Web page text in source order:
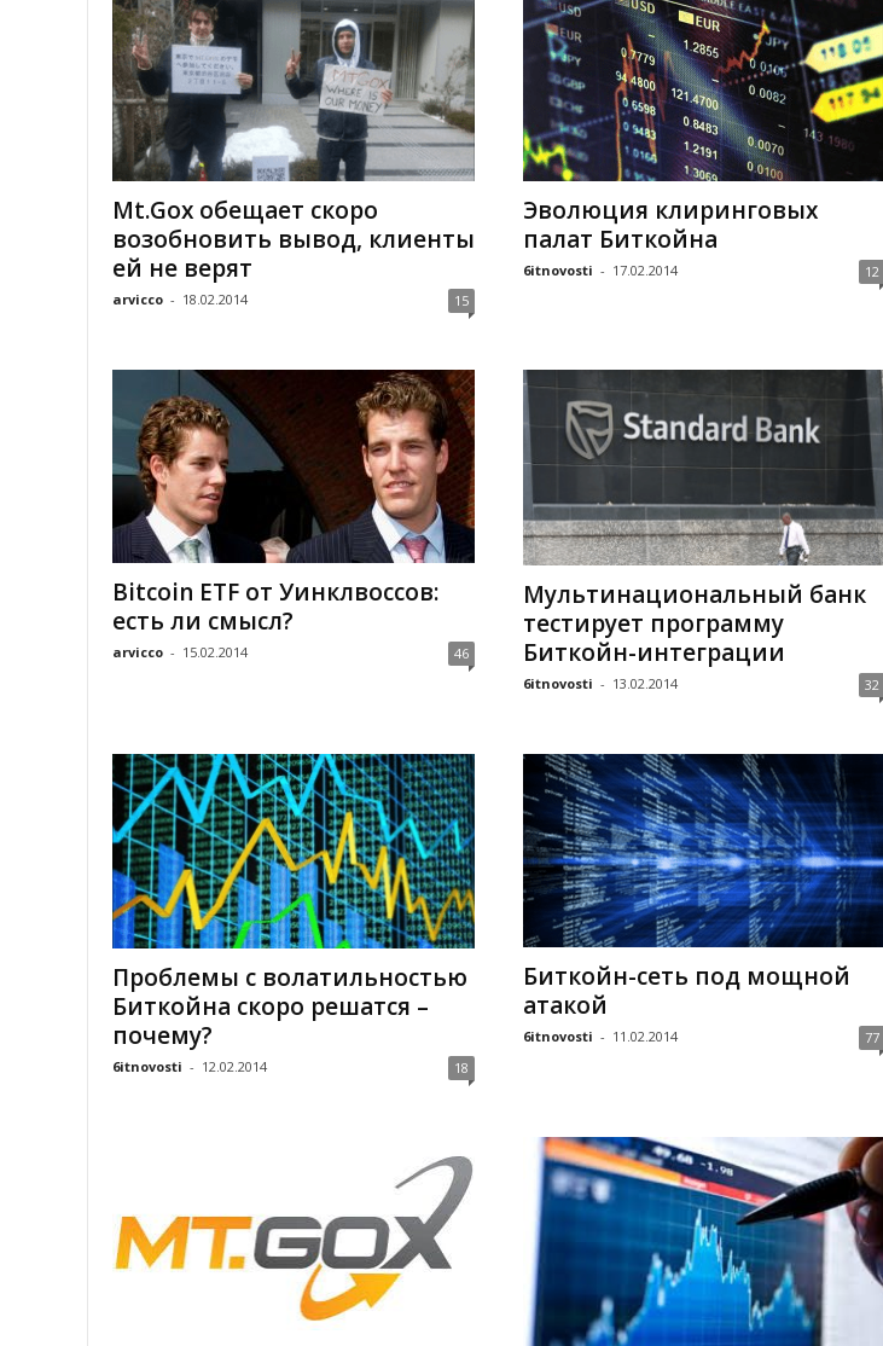
Mt.Gox обещает скоро
возобновить вывод, клиенты
ей не верят
arvicco - 18.02.2014 15
Эволюция клиринговых
палат Биткойна
6itnovosti - 17.02.2014 12
Bitcoin ETF от Уинклвоссов:
есть ли смысл?
arvicco - 15.02.2014 46
Мультинациональный банк
тестирует программу
Биткойн-интеграции
6itnovosti - 13.02.2014 32
Проблемы с волатильностью
Биткойна скоро решатся –
почему?
6itnovosti - 12.02.2014 18
Биткойн-сеть под мощной
атакой
6itnovosti - 11.02.2014 77